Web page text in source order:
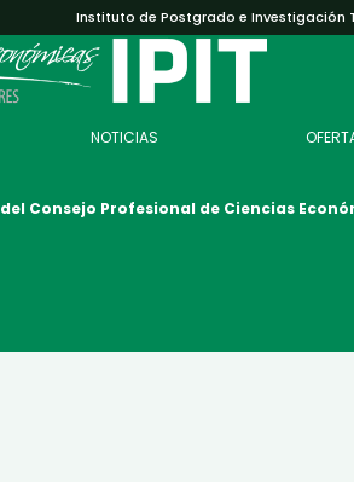
Instituto de Postgrado e Investigación
NOTICIAS
del Consejo Profesional de Ciencias